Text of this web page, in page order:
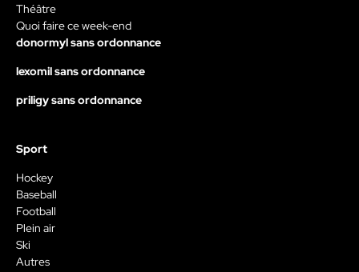
Théâtre
Quoi faire ce week-end
donormyl sans ordonnance
lexomil sans ordonnance
priligy sans ordonnance
Sport
Hockey
Baseball
Football
Plein air
Ski
Autres